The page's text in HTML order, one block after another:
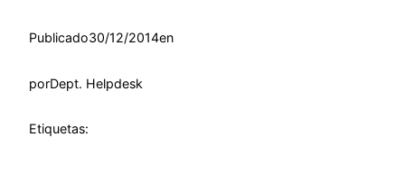
Publicado30/12/2014en
porDept. Helpdesk
Etiquetas: